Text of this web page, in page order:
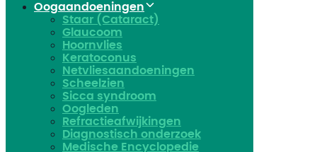
Oogaandoeningen
Staar (Cataract)
Glaucoom
Hoornvlies
Keratoconus
Netvliesaandoeningen
Scheelzien
Sicca syndroom
Oogleden
Refractieafwijkingen
Diagnostisch onderzoek
Medische Encyclopedie